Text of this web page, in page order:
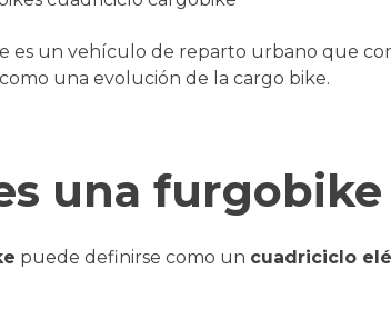
es un vehículo de reparto urbano que
una evolución de la cargo bike.
una furgobike
puede definirse como un cuadriciclo